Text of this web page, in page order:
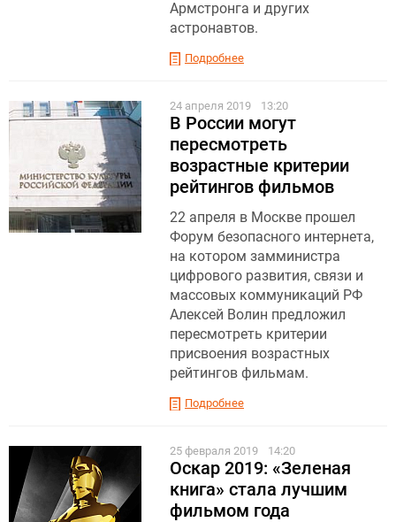
Армстронга и других
астронавтов.
Подробнее
24 апреля 2019 13:20
В России могут
пересмотреть
возрастные критерии
рейтингов фильмов
22 апреля в Москве прошел
Форум безопасного интернета,
на котором замминистра
цифрового развития, связи и
массовых коммуникаций РФ
Алексей Волин предложил
пересмотреть критерии
присвоения возрастных
рейтингов фильмам.
Подробнее
25 февраля 2019 14:20
Оскар 2019: «Зеленая
книга» стала лучшим
фильмом года